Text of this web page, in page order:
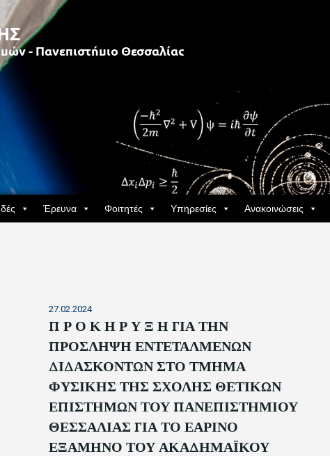
Έρευνα Φοιτητές Υπηρεσίες Ανακοινώσεις
27.02.2024
Π Ρ Ο Κ Η Ρ Υ Ξ Η ΓΙΑ ΤΗΝ
ΠΡΟΣΛΗΨΗ ΕΝΤΕΤΑΛΜΕΝΩΝ
ΔΙΔΑΣΚΟΝΤΩΝ ΣΤΟ ΤΜΗΜΑ
ΦΥΣΙΚΗΣ ΤΗΣ ΣΧΟΛΗΣ ΘΕΤΙΚΩΝ
ΕΠΙΣΤΗΜΩΝ ΤΟΥ ΠΑΝΕΠΙΣΤΗΜΙΟΥ
ΘΕΣΣΑΛΙΑΣ ΓΙΑ ΤΟ ΕΑΡΙΝΟ
ΕΞΑΜΗΝΟ ΤΟΥ ΑΚΑΔΗΜΑΪΚΟΥ